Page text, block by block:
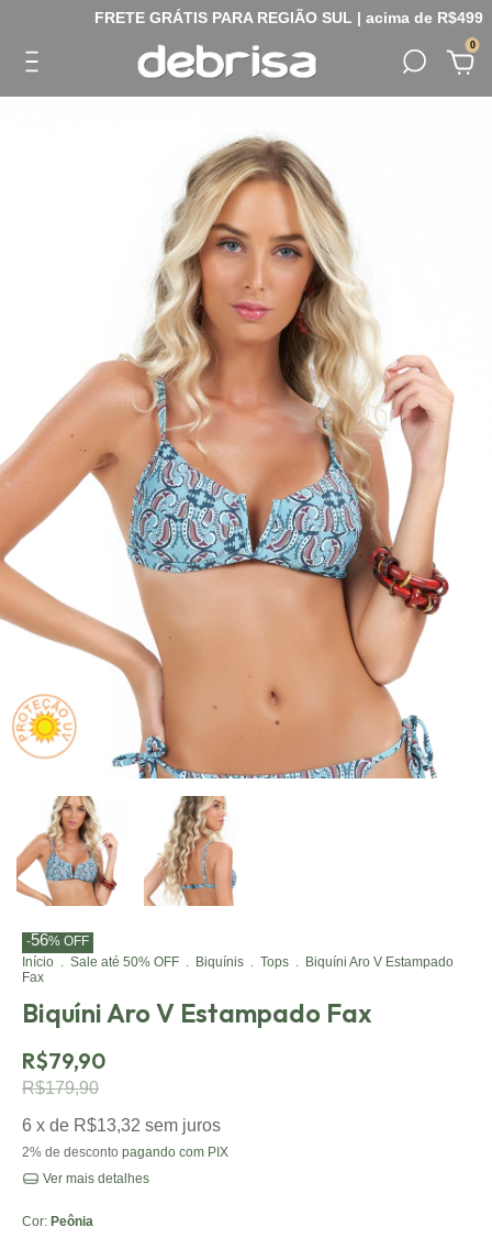
0
Início . Sale até 50% OFF . Biquínis . Tops . Biquíni Aro V Estampado
Fax
Biquíni Aro V Estampado Fax
R$79,90
-56% OFF
R$179,90
6 x de R$13,32 sem juros
2% de desconto pagando com PIX
Ver mais detalhes
Cor: Peônia
FRETE GRÁTIS PARA REGIÃO SUL | acima de R$499